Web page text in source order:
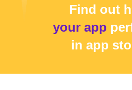
ができます。 ⑥企業/業界のニュー
業界のニュース記事を読むことで
ます。 ⑦自己分析の促進 自分の長
『自己分析・適正検査』機能や、
リアの価値観を入力することで、
す。 ◆◆◆開校大学名一覧◆◆◆ 早
学/東京大学/上智大学/東京都立大
Find out
your app
in app